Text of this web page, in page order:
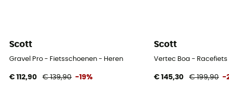
Scott
Gravel Pro - Fietsschoenen - Heren
€ 112,90 € 139,90 -19%
Scott
Vertec Boa -
€ 145,30 € 199,90 -